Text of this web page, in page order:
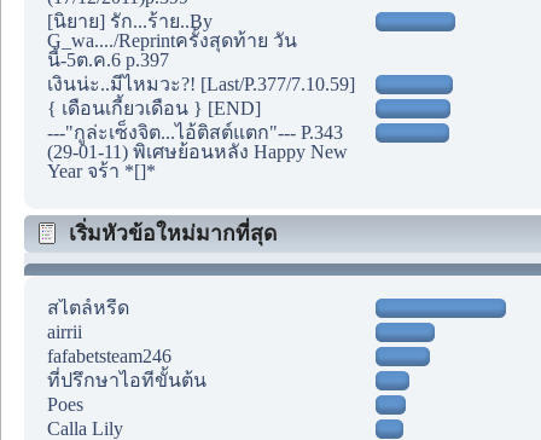
[นิยาย] รัก...ร้าย..By
G_wa..../Reprintครั้งสุดท้าย วัน
นี้-5ต.ค.6 p.397
เงินน่ะ..มีไหมวะ?! [Last/P.377/7.10.59]
{ เดือนเกี้ยวเดือน } [END]
---"กูล่ะเซ็งจิต...ไอ้ติสต์แตก"--- P.343
(29-01-11) พิเศษย้อนหลัง Happy New
Year จร้า *[]*
เริ่มหัวข้อใหม่มากที่สุด
สไตล์หรีด
airrii
fafabetsteam246
ที่ปรึกษาไอทีขั้นต้น
Poes
Calla Lily